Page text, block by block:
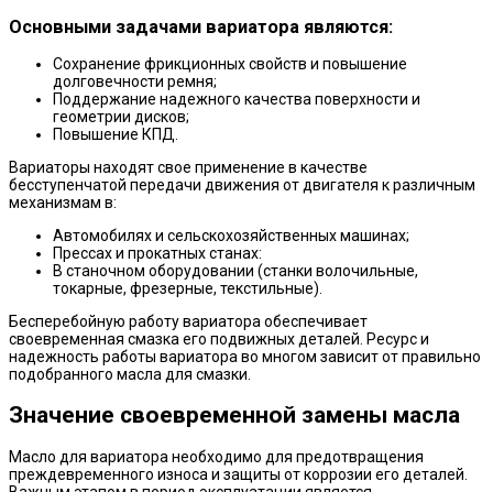
Основными задачами вариатора являются:
Сохранение фрикционных свойств и повышение
долговечности ремня;
Поддержание надежного качества поверхности и
геометрии дисков;
Повышение КПД.
Вариаторы находят свое применение в качестве
бесступенчатой передачи движения от двигателя к различным
механизмам в:
Автомобилях и сельскохозяйственных машинах;
Прессах и прокатных станах:
В станочном оборудовании (станки волочильные,
токарные, фрезерные, текстильные).
Бесперебойную работу вариатора обеспечивает
своевременная смазка его подвижных деталей. Ресурс и
надежность работы вариатора во многом зависит от правильно
подобранного масла для смазки.
Значение своевременной замены масла
Масло для вариатора необходимо для предотвращения
преждевременного износа и защиты от коррозии его деталей.